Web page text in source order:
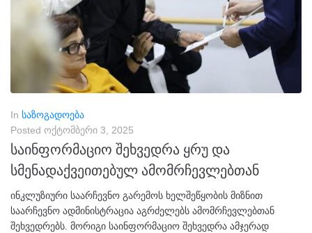
In საზოგადოება
Posted ოქტომბერი 3, 2025
საინფორმაციო შეხვედრა ყრუ და
სმენადაქვეითებულ ამომრჩევლებთან
ინკლუზიური საარჩევნო გარემოს ხელშეწყობის მიზნით
საარჩევნო ადმინისტრაცია აგრძელებს ამომრჩევლებთან
შეხვედრებს. მორიგი საინფორმაციო შეხვედრა ამჯერად